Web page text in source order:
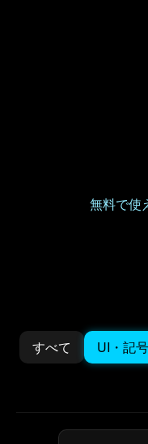
無料で使
すべて UI・記号